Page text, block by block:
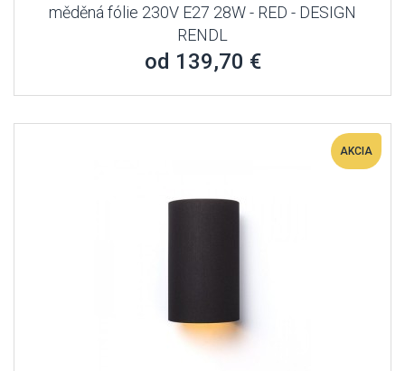
měděná fólie 230V E27 28W - RED - DESIGN
RENDL
od 139,70 €
AKCIA